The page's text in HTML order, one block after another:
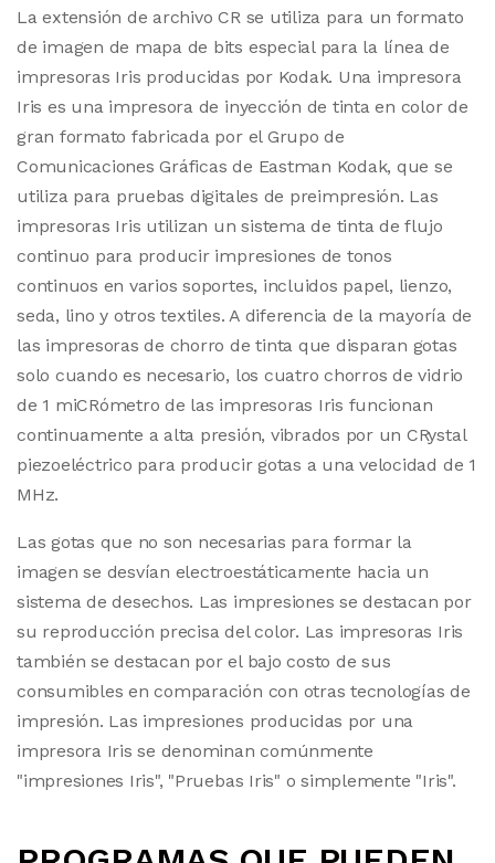
La extensión de archivo CR se utiliza para un formato
de imagen de mapa de bits especial para la línea de
impresoras Iris producidas por Kodak. Una impresora
Iris es una impresora de inyección de tinta en color de
gran formato fabricada por el Grupo de
Comunicaciones Gráficas de Eastman Kodak, que se
utiliza para pruebas digitales de preimpresión. Las
impresoras Iris utilizan un sistema de tinta de flujo
continuo para producir impresiones de tonos
continuos en varios soportes, incluidos papel, lienzo,
seda, lino y otros textiles. A diferencia de la mayoría de
las impresoras de chorro de tinta que disparan gotas
solo cuando es necesario, los cuatro chorros de vidrio
de 1 miCRómetro de las impresoras Iris funcionan
continuamente a alta presión, vibrados por un CRystal
piezoeléctrico para producir gotas a una velocidad de 1
MHz.
Las gotas que no son necesarias para formar la
imagen se desvían electroestáticamente hacia un
sistema de desechos. Las impresiones se destacan por
su reproducción precisa del color. Las impresoras Iris
también se destacan por el bajo costo de sus
consumibles en comparación con otras tecnologías de
impresión. Las impresiones producidas por una
impresora Iris se denominan comúnmente
"impresiones Iris", "Pruebas Iris" o simplemente "Iris".